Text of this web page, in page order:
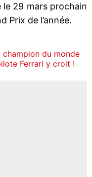
le 29 mars prochain
Prix de l’année.
champion du monde
Ferrari y croit !